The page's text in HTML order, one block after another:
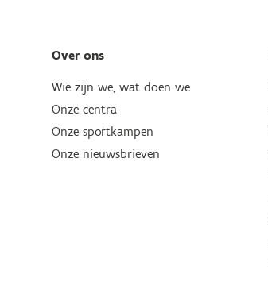
Over ons
Wie zijn we, wat doen we
Onze centra
Onze sportkampen
Onze nieuwsbrieven